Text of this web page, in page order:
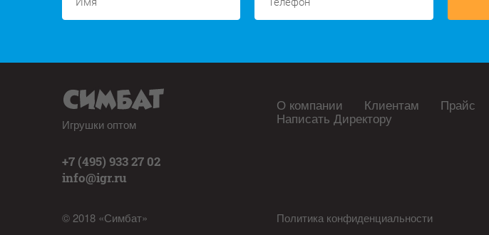
Игрушки оптом
+7 (495) 933 27 02
info@igr.ru
© 2018 «Симбат»
О компании Клиентам Прайс
Написать Директору
Политика конфиденциальности